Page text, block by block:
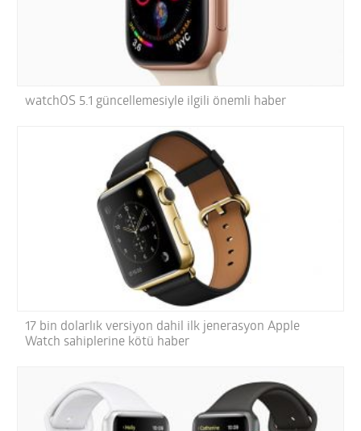
watchOS 5.1 güncellemesiyle ilgili önemli haber
17 bin dolarlık versiyon dahil ilk jenerasyon Apple
Watch sahiplerine kötü haber